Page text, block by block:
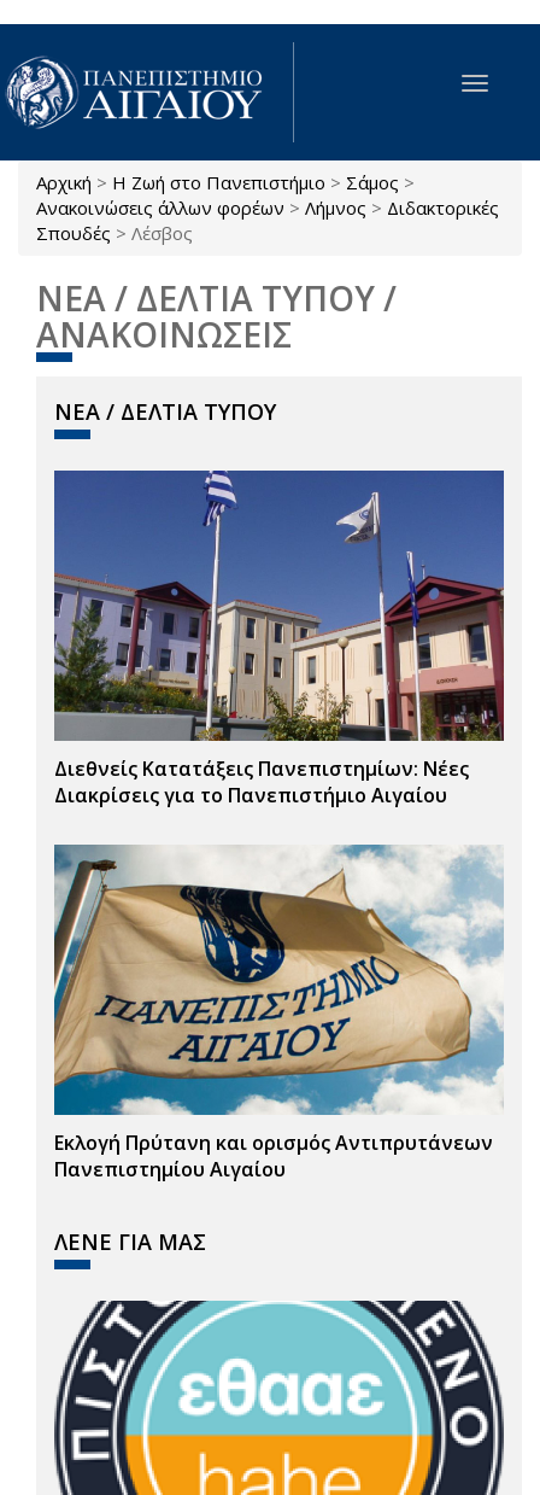
Παράκαμψη προς το κυρίως περιεχόμενο
Toggle
Είστε εδώ
Αρχική > Η Ζωή στο Πανεπιστήμιο > Σάμος >
Ανακοινώσεις άλλων φορέων > Λήμνος > Διδακτορικές
Σπουδές > Λέσβος
ΝΕΑ / ΔΕΛΤΙΑ ΤΥΠΟΥ /
ΑΝΑΚΟΙΝΩΣΕΙΣ
ΝΕΑ / ΔΕΛΤΙΑ ΤΥΠΟΥ
Διεθνείς Κατατάξεις Πανεπιστημίων: Νέες
Διακρίσεις για το Πανεπιστήμιο Αιγαίου
Εκλογή Πρύτανη και ορισμός Αντιπρυτάνεων
Πανεπιστημίου Αιγαίου
ΛΕΝΕ ΓΙΑ ΜΑΣ